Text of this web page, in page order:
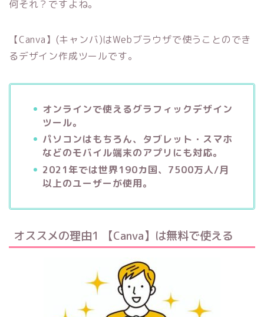
何それ？ですよね。
【Canva】(キャンバ)はWebブラウザで使うことのでき
るデザイン作成ツールです。
オンラインで使えるグラフィックデザイン
ツール。
パソコンはもちろん、タブレット・スマホ
などのモバイル端末のアプリにも対応。
2021年では世界190カ国、7500万人/月
以上のユーザーが使用。
オススメの理由1 【Canva】は無料で使える